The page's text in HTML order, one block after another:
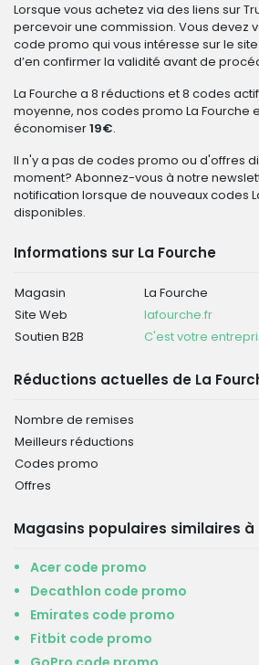
Lorsque vous achetez via des liens sur
percevoir une commission. Vous devez
code promo qui vous intéresse sur le
d’en confirmer la validité avant de
La Fourche a 8 réductions et 8 codes
moyenne, nos codes promo La Fourche
économiser19€.
Il n'y a pas de codes promo ou d'offres
moment? Abonnez-vous à notre
notification lorsque de nouveaux codes
disponibles.
Informations sur La Fourche
Magasin
La Fourche
Site Web
lafourche.fr
Soutien B2B
C'est votre
Réductions actuelles de La
Nombre de remises
Meilleurs réductions
Codes promo
Offres
Magasins populaires similaires
Acer code promo
Decathlon code promo
Emirates code promo
Fitbit code promo